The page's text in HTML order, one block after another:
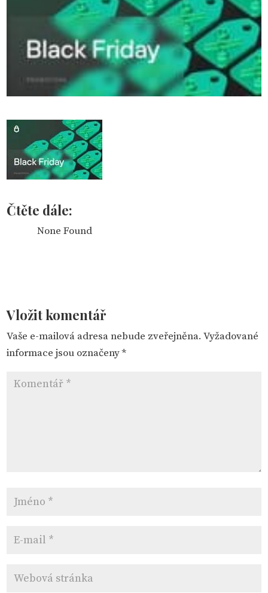
Čtěte dále:
None Found
Vložit komentář
Vaše e-mailová adresa nebude zveřejněna. Vyžadované
informace jsou označeny*